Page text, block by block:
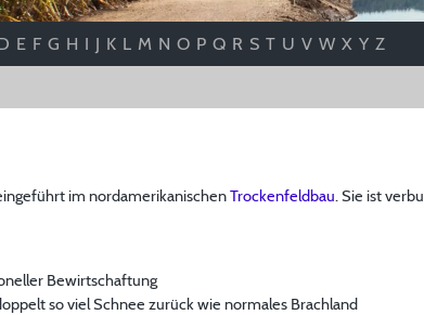
E F G H I J K L M N O P Q R S T U V W X Y Z
im nordamerikanischenTrockenfeldbau. Sie ist
Bewirtschaftung
so viel Schnee zurück wie normales Brachland